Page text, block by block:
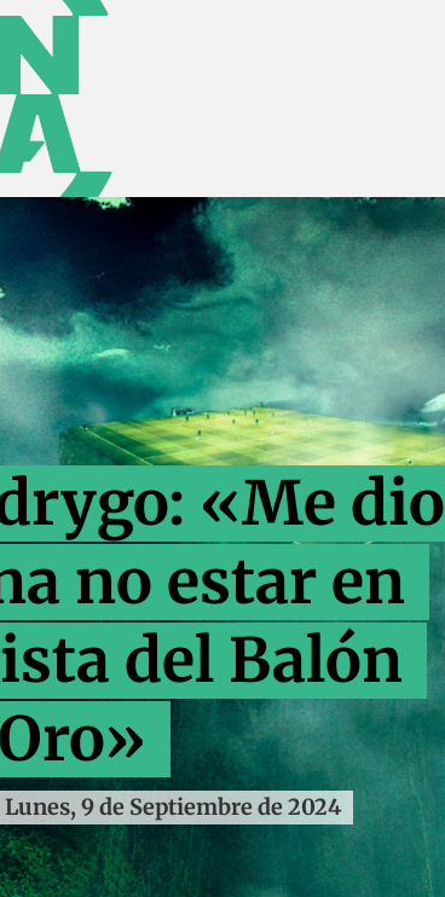
«Me dio
no estar en
del Balón
Lunes, 9 de Septiembre de 2024